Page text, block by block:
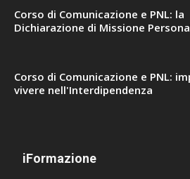
Corso di Comunicazione e PNL: la
Dichiarazione di Missione
Corso di Comunicazione e PNL:
vivere nell'Interdipendenza
iFormazione